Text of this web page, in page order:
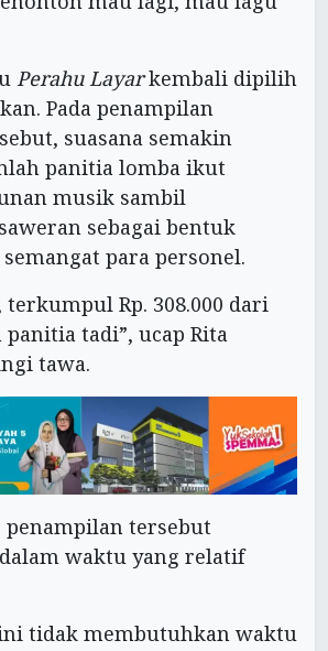
Perahu Layarkembali dipilih
Pada penampilan
suasana semakin
panitia lomba ikut
musik sambil
sebagai bentuk
para personel.
terkumpul Rp. 308.000 dari
tadi”, ucap Rita
tawa.
penampilan tersebut
waktu yang relatif
tidak membutuhkan waktu